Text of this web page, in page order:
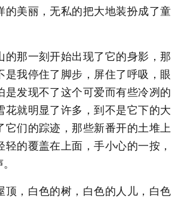
的美丽，无私的把大地装扮成了童
那一刻开始出现了它的身影，那
是我停住了脚步，屏住了呼吸，眼
是发现不了这个可爱而有些冷冽的
花就明显了许多，到不是它下的大
它们的踪迹，那些新番开的土堆上
轻的覆盖在上面，手小心的一按，
，白色的树，白色的人儿，白色